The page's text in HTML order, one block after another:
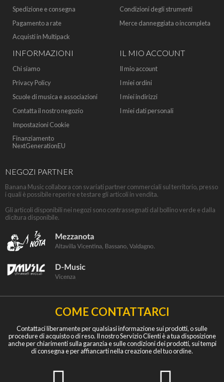
Spedizione e consegna
Pagamento a rate
Acquisti in Multipack
Condizioni degli strumenti
Merce danneggiata o incompleta
INFORMAZIONI
Chi siamo
Privacy Policy
Scuole di musica e associazioni
Contatta il nostro negozio
Impostazioni Cookie
Finanziamento
NextGenerationEU
IL MIO ACCOUNT
Il mio account
I miei ordini
I miei indirizzi
I miei dati personali
NEGOZI PARTNER
Banana Music collabora con svariati partner commerciali sul territorio, presso
i quali è possibile reperire e testare gli articoli in vendita.
Gli articoli disponibili nei negozi sono contrassegnati dal bollino verde e dalla
dicitura disponibile.
COME CONTATTARCI
Contattaci liberamente per qualsiasi informazione sui prodotti, o sulle
procedure di acquisto o di reso. Il nostro Servizio Clienti è a tua disposizione
anche per chiarimenti sulla garanzia e sulle condizioni dei prodotti, sui tempi
di consegna e per affiancarti nella creazione del tuo ordine.